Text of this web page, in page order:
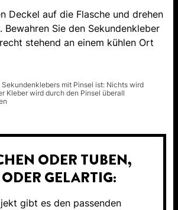
Deckel auf die Flasche und drehen
Bewahren Sie den Sekundenkleber
stehend an einem kühlen Ort
Sekundenklebers mit Pinsel ist: Nichts wird
Kleber wird durch den Pinsel überall
ODER TUBEN,
GELARTIG:
gibt es den passenden